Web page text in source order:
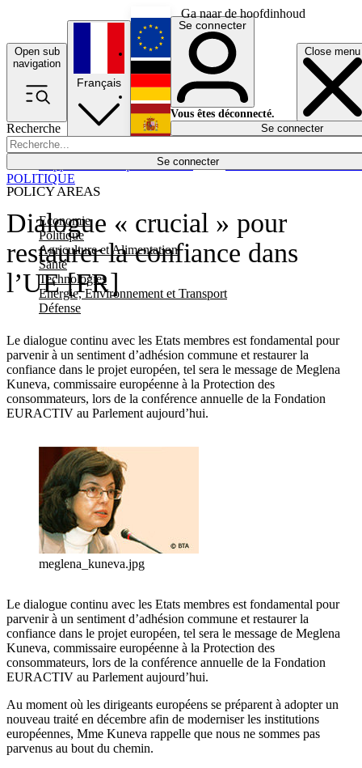
Ga naar de hoofdinhoud
Open sub
navigation
Close menu
Recherche
Se connecter
POLICY AREAS
Economie
Politique
Agriculture et Alimentation
Santé
Technologies
Energie, Environnement et Transport
Défense
Économie
Français
English
Deutsch
Español
Se connecter
Vous êtes déconnecté.
Se connecter
Dialogue « crucial » pour
restaurer la confiance dans
l’UE [FR]
Le dialogue continu avec les Etats membres est fondamental pour
parvenir à un sentiment d’adhésion commune et restaurer la
confiance dans le projet européen, tel sera le message de Meglena
Kuneva, commissaire européenne à la Protection des
consommateurs, lors de la conférence annuelle de la Fondation
EURACTIV au Parlement aujourd’hui.
POLITIQUE
meglena_kuneva.jpg
Le dialogue continu avec les Etats membres est fondamental pour
parvenir à un sentiment d’adhésion commune et restaurer la
confiance dans le projet européen, tel sera le message de Meglena
Kuneva, commissaire européenne à la Protection des
consommateurs, lors de la conférence annuelle de la Fondation
EURACTIV au Parlement aujourd’hui.
Au moment où les dirigeants européens se préparent à adopter un
nouveau traité en décembre afin de moderniser les institutions
européennes, Mme Kuneva rappelle que nous ne sommes pas
parvenus au bout du chemin.